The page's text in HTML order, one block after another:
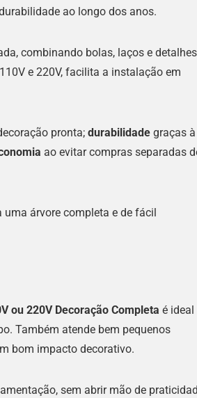
ao longo dos anos.
combinando bolas, laços e detalhes
e 220V, facilita a instalação em
pronta; durabilidade graças à
ao evitar compras separadas
árvore completa e de fácil
ou 220V Decoração Completa é ideal
Também atende bem pequenos
bom impacto decorativo.
sem abrir mão de